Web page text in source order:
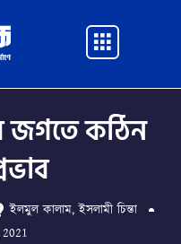
Main
জগতে কঠিন
ইলমুল কালাম,ইসলামী চিন্তা